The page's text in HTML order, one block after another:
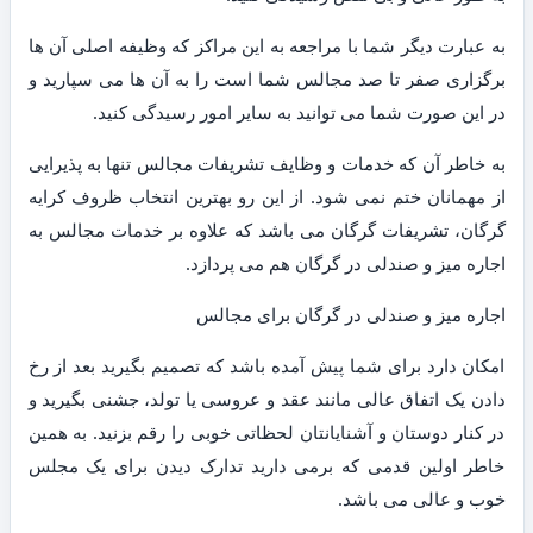
به عبارت دیگر شما با مراجعه به این مراکز که وظیفه اصلی آن ها
برگزاری صفر تا صد مجالس شما است را به آن ها می سپارید و
در این صورت شما می توانید به سایر امور رسیدگی کنید.
به خاطر آن که خدمات و وظایف تشریفات مجالس تنها به پذیرایی
از مهمانان ختم نمی شود. از این رو بهترین انتخاب ظروف کرایه
گرگان، تشریفات گرگان می باشد که علاوه بر خدمات مجالس به
اجاره میز و صندلی در گرگان هم می پردازد.
اجاره میز و صندلی در گرگان برای مجالس
امکان دارد برای شما پیش آمده باشد که تصمیم بگیرید بعد از رخ
دادن یک اتفاق عالی مانند عقد و عروسی یا تولد، جشنی بگیرید و
در کنار دوستان و آشنایانتان لحظاتی خوبی را رقم بزنید. به همین
خاطر اولین قدمی که برمی دارید تدارک دیدن برای یک مجلس
خوب و عالی می باشد.